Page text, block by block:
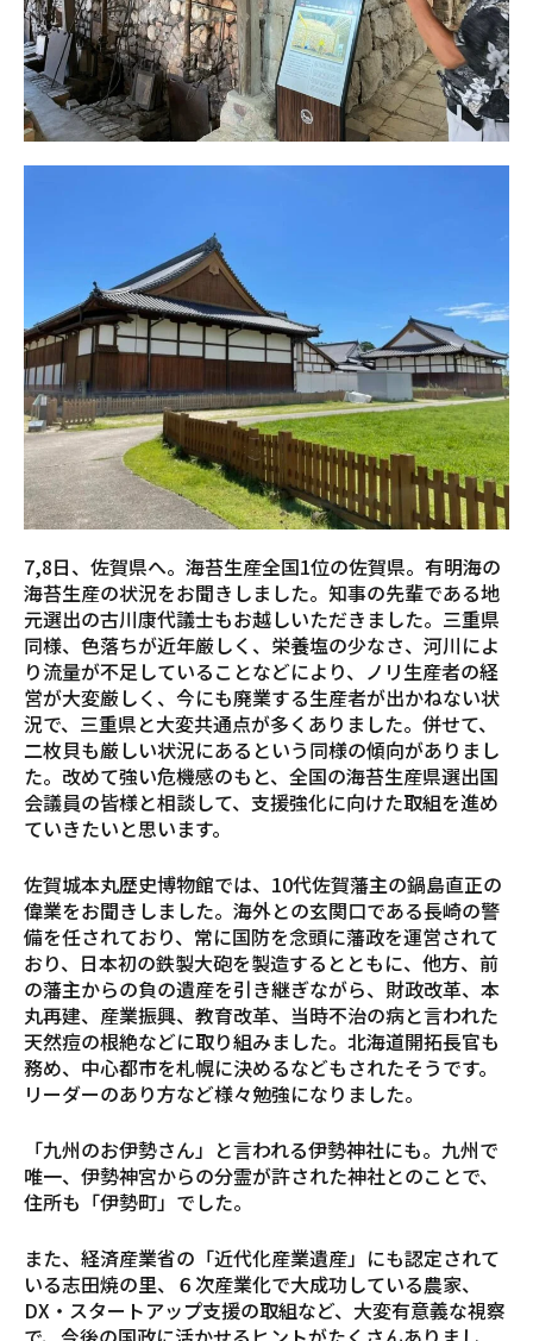
7,8日、佐賀県へ。海苔生産全国1位の佐賀県。有明海の
海苔生産の状況をお聞きしました。知事の先輩である地
元選出の古川康代議士もお越しいただきました。三重県
同様、色落ちが近年厳しく、栄養塩の少なさ、河川によ
り流量が不足していることなどにより、ノリ生産者の経
営が大変厳しく、今にも廃業する生産者が出かねない状
況で、三重県と大変共通点が多くありました。併せて、
二枚貝も厳しい状況にあるという同様の傾向がありまし
た。改めて強い危機感のもと、全国の海苔生産県選出国
会議員の皆様と相談して、支援強化に向けた取組を進め
ていきたいと思います。
佐賀城本丸歴史博物館では、10代佐賀藩主の鍋島直正の
偉業をお聞きしました。海外との玄関口である長崎の警
備を任されており、常に国防を念頭に藩政を運営されて
おり、日本初の鉄製大砲を製造するとともに、他方、前
の藩主からの負の遺産を引き継ぎながら、財政改革、本
丸再建、産業振興、教育改革、当時不治の病と言われた
天然痘の根絶などに取り組みました。北海道開拓長官も
務め、中心都市を札幌に決めるなどもされたそうです。
リーダーのあり方など様々勉強になりました。
「九州のお伊勢さん」と言われる伊勢神社にも。九州で
唯一、伊勢神宮からの分霊が許された神社とのことで、
住所も「伊勢町」でした。
また、経済産業省の「近代化産業遺産」にも認定されて
いる志田焼の里、６次産業化で大成功している農家、
DX・スタートアップ支援の取組など、大変有意義な視察